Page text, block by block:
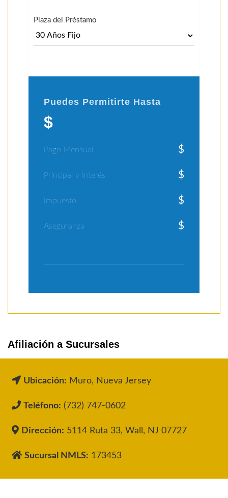
Plaza del Préstamo
Puedes Permitirte Hasta
$
Pago Mensual $
Principal y Interés $
Impuesto $
Aseguranza $
Afiliación a Sucursales
Ubicación: Muro, Nueva Jersey
Teléfono: (732) 747-0602
Dirección: 5114 Ruta 33, Wall, NJ 07727
Sucursal NMLS: 173453